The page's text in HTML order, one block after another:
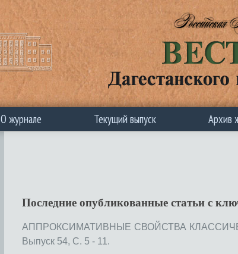
О журнале Текущий выпуск Архив
Последние опубликованные статьи c
АППРОКСИМАТИВНЫЕ СВОЙСТВА
Выпуск 54, С. 5 - 11.